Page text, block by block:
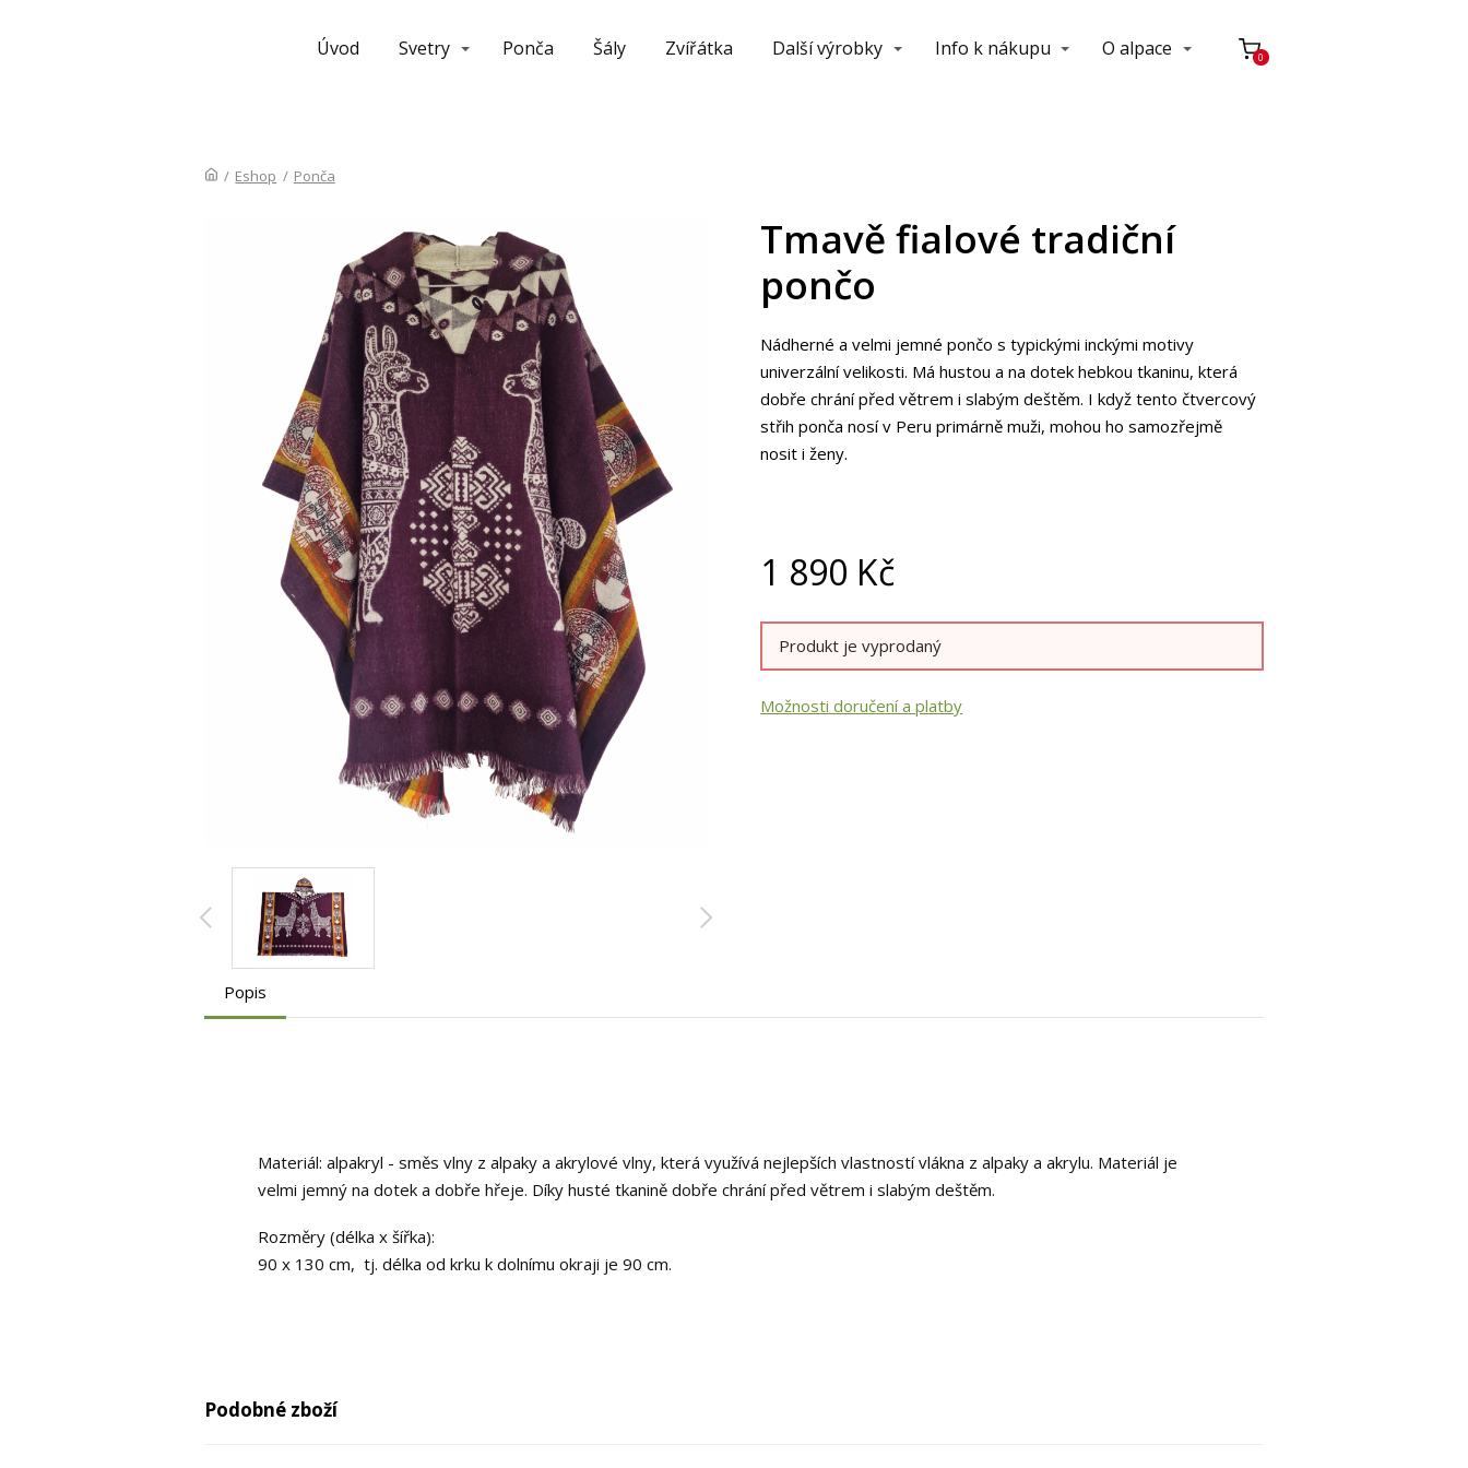
Úvod Svetry Ponča Šály Zvířátka Další výrobky Info k nákupu O alpace 0
/ Eshop / Ponča
Tmavě fialové tradiční
pončo
Nádherné a velmi jemné pončo s typickými inckými motivy
univerzální velikosti. Má hustou a na dotek hebkou tkaninu, která
dobře chrání před větrem i slabým deštěm. I když tento čtvercový
střih ponča nosí v Peru primárně muži, mohou ho samozřejmě
nosit i ženy.
1 890 Kč
Produkt je vyprodaný
Možnosti doručení a platby
Popis
Materiál: alpakryl - směs vlny z alpaky a akrylové vlny, která využívá nejlepších vlastností vlákna z alpaky a akrylu. Materiál je
velmi jemný na dotek a dobře hřeje. Díky husté tkanině dobře chrání před větrem i slabým deštěm.
Rozměry (délka x šířka):
90 x 130 cm, tj. délka od krku k dolnímu okraji je 90 cm.
Podobné zboží